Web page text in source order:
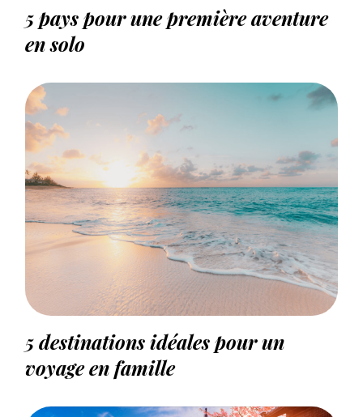
5 pays pour une première aventure
en solo
5 destinations idéales pour un
voyage en famille